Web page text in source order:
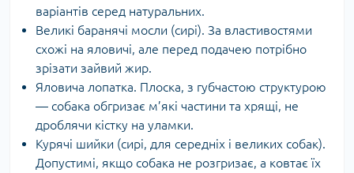
варіантів серед натуральних.
Великі баранячі мосли (сирі). За властивостями
схожі на яловичі, але перед подачею потрібно
зрізати зайвий жир.
Яловича лопатка. Плоска, з губчастою структурою
— собака обгризає м’які частини та хрящі, не
дроблячи кістку на уламки.
Курячі шийки (сирі, для середніх і великих собак).
Допустимі, якщо собака не розгризає, а ковтає їх